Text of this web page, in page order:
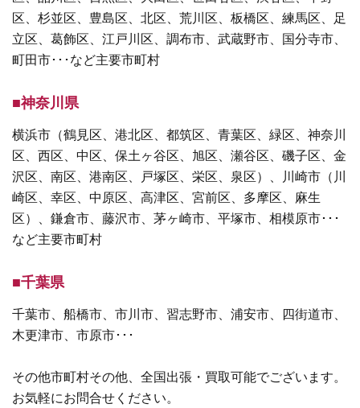
区、杉並区、豊島区、北区、荒川区、板橋区、練馬区、足
立区、葛飾区、江戸川区、調布市、武蔵野市、国分寺市、
町田市･･･など主要市町村
■神奈川県
横浜市（鶴見区、港北区、都筑区、青葉区、緑区、神奈川
区、西区、中区、保土ヶ谷区、旭区、瀬谷区、磯子区、金
沢区、南区、港南区、戸塚区、栄区、泉区）、川崎市（川
崎区、幸区、中原区、高津区、宮前区、多摩区、麻生
区）、鎌倉市、藤沢市、茅ヶ崎市、平塚市、相模原市･･･
など主要市町村
■千葉県
千葉市、船橋市、市川市、習志野市、浦安市、四街道市、
木更津市、市原市･･･
その他市町村その他、全国出張・買取可能でございます。
お気軽にお問合せください。